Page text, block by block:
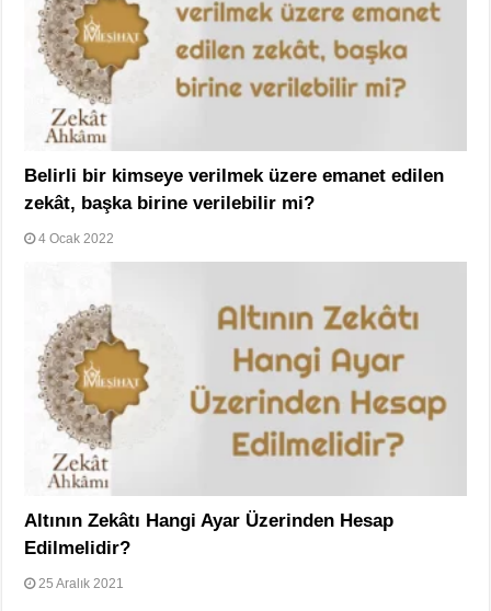
Belirli bir kimseye verilmek üzere emanet edilen
zekât, başka birine verilebilir mi?
4 Ocak 2022
Altının Zekâtı Hangi Ayar Üzerinden Hesap
Edilmelidir?
25 Aralık 2021